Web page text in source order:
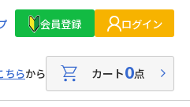
会員登録 ログイン
ちらから カート0点